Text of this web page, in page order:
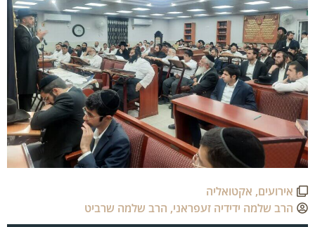
אירועים,אקטואליה
הרב שלמה ידידיה זעפראני,הרב שלמה שרביט